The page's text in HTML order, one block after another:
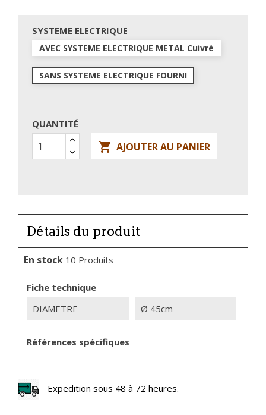
SYSTEME ELECTRIQUE
AVEC SYSTEME ELECTRIQUE METAL Cuivré
SANS SYSTEME ELECTRIQUE FOURNI
QUANTITÉ
 AJOUTER AU PANIER
Détails du produit
En stock 10 Produits
Fiche technique
DIAMETRE
Ø 45cm
Références spécifiques
Expedition sous 48 à 72 heures.